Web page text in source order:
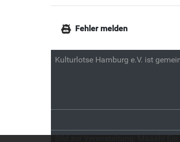
Fehler melden
Kulturlotse Hamburg e.V. ist
Bild zur Veranstaltung:Määäh!